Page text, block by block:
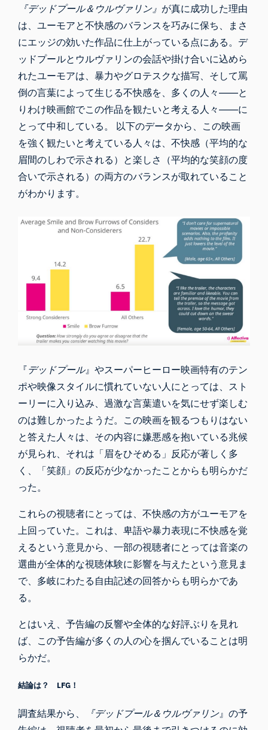
『デッドプール＆ウルヴァリン』 が真に成功した理由
は、ユーモアと不快感のバランスを巧みに保ち、まさ
にエッジの効いた作品に仕上がっている点にある。デ
ッドプールとウルヴァリンの会話や掛け合いに込めら
れたユーモアは、暴力やグロテスクな描写、そして罵
倒の言葉によって生じる不快感を、多くの人々――と
りわけ映画館でこの作品を観たいと考える人々――に
とって中和している。 以下のデータから、この映画
を強く観たいと考えている人々は、不快感（平均的な
眉間のしわで示される）と楽しさ（平均的な笑顔の度
合いで示される）の両方のバランスが取れていること
がわかります。
『デッドプール』やスーパーヒーロー映画特有のテン
ポや映像スタイルに慣れていない人にとっては、スト
ーリーに入り込み、過激な言葉遣いを気にせず楽しむ
のは難しかったようだ。この映画を観るつもりはない
と答えた人々は、その内容に嫌悪感を抱いている兆候
が見られ、それは「眉をひそめる」反応が著しく多
く、「笑顔」の反応が少なかったことからも明らかだ
った。
これらの視聴者にとっては、不快感の方がユーモアを
上回っていた。これは、卑語や暴力表現に不快感を覚
えるという意見から、一部の視聴者にとっては音楽の
選曲が全体的な視聴体験に影響を与えたという意見ま
で、多岐にわたる自由記述の回答からも明らかであ
る。
とはいえ、予告編の反響や全体的な好評ぶりを見れ
ば、この予告編が多くの人の心を掴んでいることは明
らかだ。
結論は？ LFG！
調査結果から、 『デッドプール＆ウルヴァリン』の予